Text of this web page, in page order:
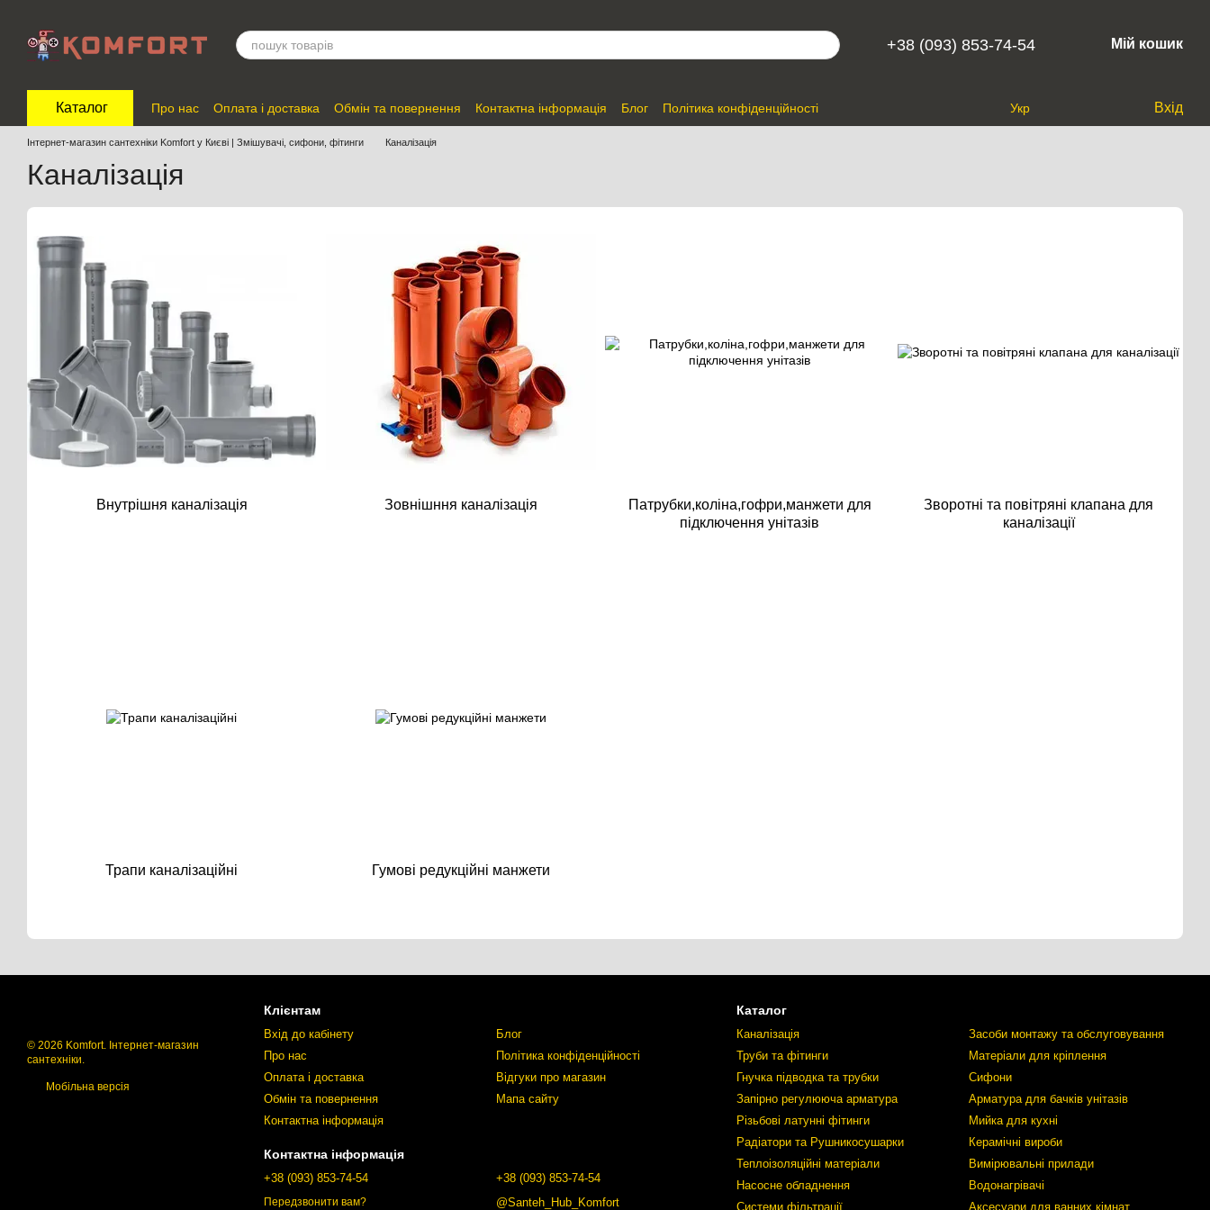
+38 (093) 853-74-54 Мій кошик
Каталог Про нас Оплата і доставка Обмін та повернення Контактна інформація Блог
Політика конфіденційності
Відгуки про магазин
Укр Вхід
Інтернет-магазин сантехніки Komfort у Києві | Змішувачі, сифони, фітинги Каналізація
Каналізація
Внутрішня каналізація Зовнішння каналізація
Патрубки,коліна,гофри,манжети для
підключення унітазів
Зворотні та повітряні клапана для
каналізації
Трапи каналізаційні Гумові редукційні манжети
© 2026 Komfort. Інтернет-магазин
сантехніки.
Мобільна версія
Клієнтам
Вхід до кабінету
Про нас
Оплата і доставка
Обмін та повернення
Контактна інформація
Блог
Політика конфіденційності
Відгуки про магазин
Мапа сайту
Контактна інформація
+38 (093) 853-74-54
Передзвонити вам?
+38 (093) 853-74-54
@Santeh_Hub_Komfort
Каталог
Каналізація
Труби та фітинги
Гнучка підводка та трубки
Запірно регулююча арматура
Різьбові латунні фітинги
Радіатори та Рушникосушарки
Теплоізоляційні матеріали
Насосне обладнення
Системи фільтрації
Засоби монтажу та обслуговування
Матеріали для кріплення
Сифони
Арматура для бачків унітазів
Мийка для кухні
Керамічні вироби
Вимірювальні прилади
Водонагрівачі
Аксесуари для ванних кімнат